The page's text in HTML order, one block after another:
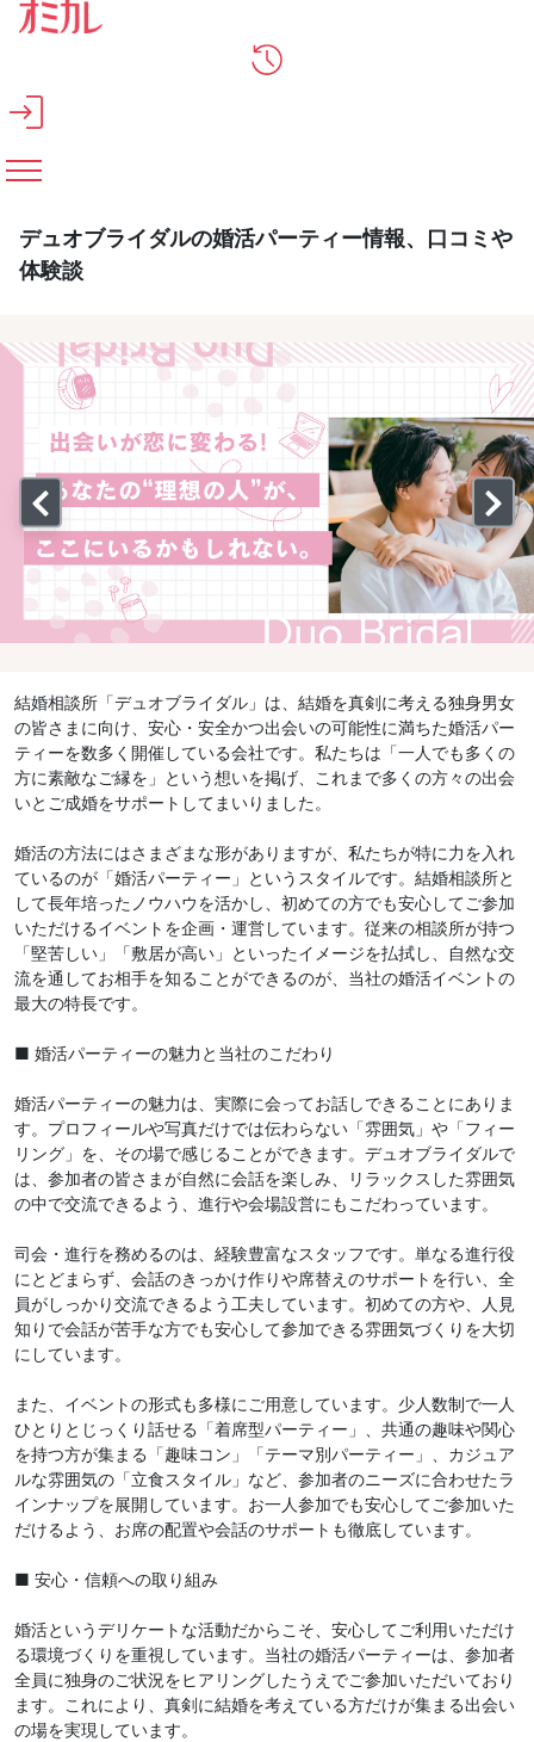
メインコンテンツへスキップ
デュオブライダルの婚活パーティー情報、口コミや
体験談
結婚相談所「デュオブライダル」は、結婚を真剣に考える独身男女
の皆さまに向け、安心・安全かつ出会いの可能性に満ちた婚活パー
ティーを数多く開催している会社です。私たちは「一人でも多くの
方に素敵なご縁を」という想いを掲げ、これまで多くの方々の出会
いとご成婚をサポートしてまいりました。
婚活の方法にはさまざまな形がありますが、私たちが特に力を入れ
ているのが「婚活パーティー」というスタイルです。結婚相談所と
して長年培ったノウハウを活かし、初めての方でも安心してご参加
いただけるイベントを企画・運営しています。従来の相談所が持つ
「堅苦しい」「敷居が高い」といったイメージを払拭し、自然な交
流を通してお相手を知ることができるのが、当社の婚活イベントの
最大の特長です。
■ 婚活パーティーの魅力と当社のこだわり
婚活パーティーの魅力は、実際に会ってお話しできることにありま
す。プロフィールや写真だけでは伝わらない「雰囲気」や「フィー
リング」を、その場で感じることができます。デュオブライダルで
は、参加者の皆さまが自然に会話を楽しみ、リラックスした雰囲気
の中で交流できるよう、進行や会場設営にもこだわっています。
司会・進行を務めるのは、経験豊富なスタッフです。単なる進行役
にとどまらず、会話のきっかけ作りや席替えのサポートを行い、全
員がしっかり交流できるよう工夫しています。初めての方や、人見
知りで会話が苦手な方でも安心して参加できる雰囲気づくりを大切
にしています。
また、イベントの形式も多様にご用意しています。少人数制で一人
ひとりとじっくり話せる「着席型パーティー」、共通の趣味や関心
を持つ方が集まる「趣味コン」「テーマ別パーティー」、カジュア
ルな雰囲気の「立食スタイル」など、参加者のニーズに合わせたラ
インナップを展開しています。お一人参加でも安心してご参加いた
だけるよう、お席の配置や会話のサポートも徹底しています。
■ 安心・信頼への取り組み
婚活というデリケートな活動だからこそ、安心してご利用いただけ
る環境づくりを重視しています。当社の婚活パーティーは、参加者
全員に独身のご状況をヒアリングしたうえでご参加いただいており
ます。これにより、真剣に結婚を考えている方だけが集まる出会い
の場を実現しています。